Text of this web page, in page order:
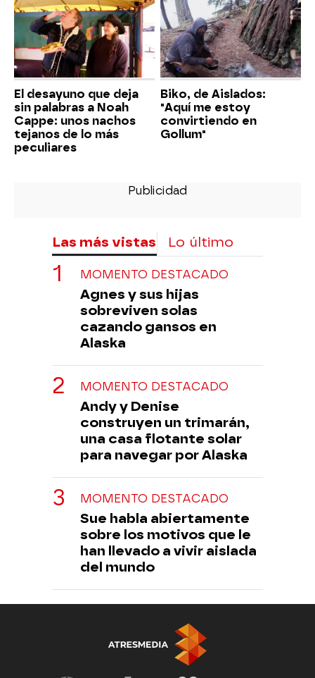
El desayuno que deja
sin palabras a Noah
Cappe: unos nachos
tejanos de lo más
peculiares
Biko, de Aislados:
"Aquí me estoy
convirtiendo en
Gollum"
Las más vistas Lo último
MOMENTO DESTACADO
Agnes y sus hijas
sobreviven solas
cazando gansos en
Alaska
MOMENTO DESTACADO
Andy y Denise
construyen un trimarán,
una casa flotante solar
para navegar por Alaska
MOMENTO DESTACADO
Sue habla abiertamente
sobre los motivos que le
han llevado a vivir aislada
del mundo